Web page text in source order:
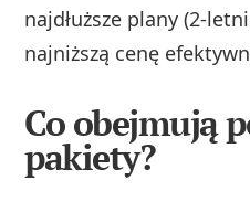
najdłuższe plany
najniższą cenę
Co obejmują
pakiety?